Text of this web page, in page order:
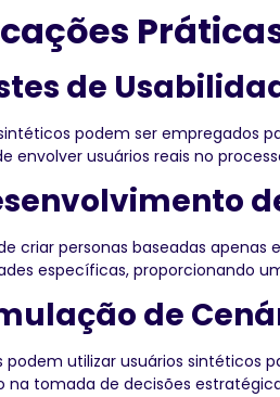
de
podem ser empregados
envolver usuários reais no
criar personas baseadas
específicas, proporcionando
de
podem utilizar usuários sintéticos
na tomada de decisões